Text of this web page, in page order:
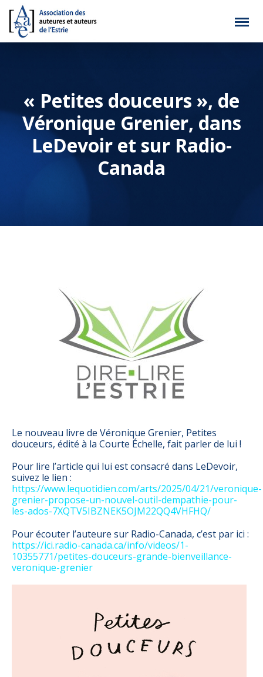
« Petites douceurs », de
Véronique Grenier, dans
LeDevoir et sur Radio-
Canada
Le nouveau livre de Véronique Grenier, Petites
douceurs, édité à la Courte Échelle, fait parler de lui !
Pour lire l’article qui lui est consacré dans LeDevoir,
suivez le lien :
https://www.lequotidien.com/arts/2025/04/21/veronique-
grenier-propose-un-nouvel-outil-dempathie-pour-
les-ados-7XQTV5IBZNEK5OJM22QQ4VHFHQ/
Pour écouter l’auteure sur Radio-Canada, c’est par ici :
https://ici.radio-canada.ca/info/videos/1-
10355771/petites-douceurs-grande-bienveillance-
veronique-grenier